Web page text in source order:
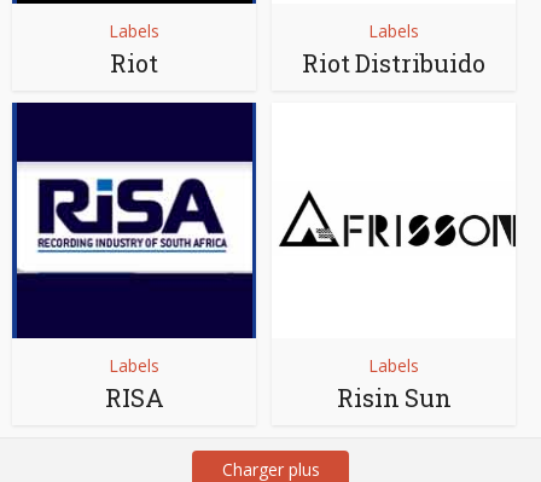
Labels
Riot
Labels
Riot Distribuido
Labels
RISA
Labels
Risin Sun
Charger plus